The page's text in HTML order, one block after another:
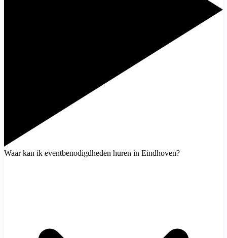
Waar kan ik eventbenodigdheden huren in Eindhoven?